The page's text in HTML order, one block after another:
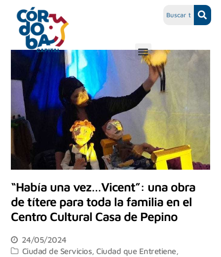
“Había una vez…Vicent”: una obra
de títere para toda la familia en el
Centro Cultural Casa de Pepino
24/05/2024
Ciudad de Servicios,Ciudad que Entretiene,